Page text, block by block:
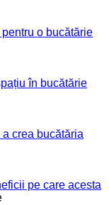
o bucătărie
în bucătărie
crea bucătăria
pe care acesta
pentru